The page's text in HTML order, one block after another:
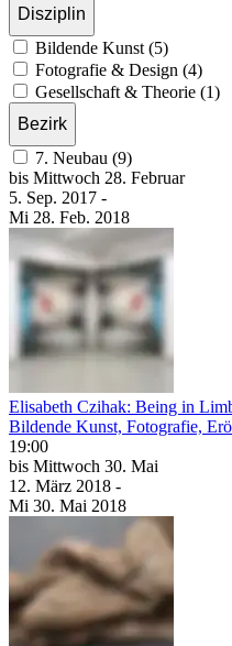
Disziplin
Bildende Kunst (5)
Fotografie & Design (4)
Gesellschaft & Theorie (1)
Bezirk
7. Neubau (9)
bis Mittwoch 28. Februar
5. Sep. 2017 -
Mi 28. Feb. 2018
Elisabeth Czihak: Being in
Bildende Kunst, Fotografie,
19:00
bis Mittwoch 30. Mai
12. März 2018 -
Mi 30. Mai 2018